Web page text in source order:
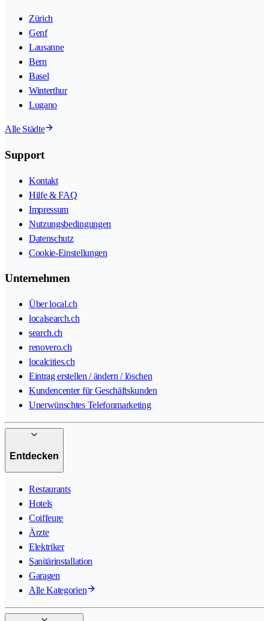
Zürich
Genf
Lausanne
Bern
Basel
Winterthur
Lugano
Alle Städte
Support
Kontakt
Hilfe & FAQ
Impressum
Nutzungsbedingungen
Datenschutz
Cookie-Einstellungen
Unternehmen
Über local.ch
localsearch.ch
search.ch
renovero.ch
localcities.ch
Eintrag erstellen / ändern / löschen
Kundencenter für Geschäftskunden
Unerwünschtes Telefonmarketing
Entdecken
Restaurants
Hotels
Coiffeure
Ärzte
Elektriker
Sanitärinstallation
Garagen
Alle Kategorien